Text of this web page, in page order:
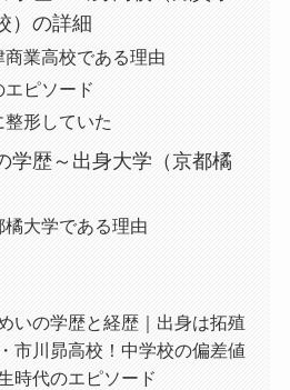
）の詳細
商業高校である理由
ピソード
形していた
学歴～出身大学（京都橘
橘大学である理由
いの学歴と経歴｜出身は拓殖
市川昴高校！中学校の偏差値
時代のエピソード